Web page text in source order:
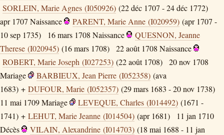
SORLEIN, Marie Agnes (I050926) (22 déc 1707 - 24 déc 1772)
apr 1707 Naissance PARENT, Marie Anne (I020959) (apr 1707 -
10 sep 1735)
16 mars 1708 Naissance
QUESNON, Jeanne
Therese (I020945) (16 mars 1708) 22 août 1708 Naissance
ROBERT, Marie Joseph (I027253) (22 août 1708)
20 nov 1708
Mariage
BARBIEUX, Jean Pierre (I052358) (ava
1683) + DUFOUR, Marie (I052357) (29 mars 1683 - 20 nov 1738)
11 mai 1709Mariage LEVEQUE, Charles (I014492) (1671 -
1741) + LEHUT, Marie Jeanne (I014504) (apr 1681)
11 jan 1710
Décès
VILAIN, Alexandrine (I014703) (18 mai 1688 - 11 jan